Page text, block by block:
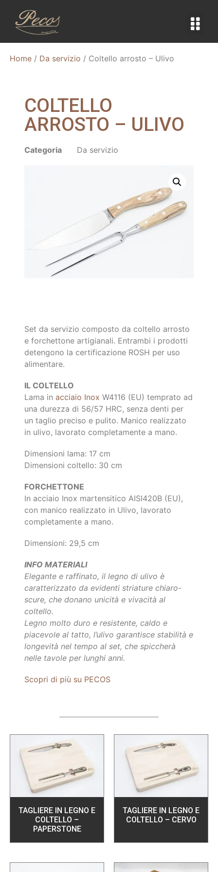
Home / Da servizio / Coltello arrosto – Ulivo
COLTELLO
ARROSTO – ULIVO
Categoria Da servizio
Set da servizio composto da coltello arrosto
e forchettone artigianali. Entrambi i prodotti
detengono la certificazione ROSH per uso
alimentare.
IL COLTELLO
Lama in acciaio Inox W4116 (EU) temprato ad
una durezza di 56/57 HRC, senza denti per
un taglio preciso e pulito. Manico realizzato
in ulivo, lavorato completamente a mano.
Dimensioni lama: 17 cm
Dimensioni coltello: 30 cm
FORCHETTONE
In acciaio Inox martensitico AISI420B (EU),
con manico realizzato in Ulivo, lavorato
completamente a mano.
Dimensioni: 29,5 cm
INFO MATERIALI
Elegante e raffinato, il legno di ulivo è
caratterizzato da evidenti striature chiaro-
scure, che donano unicità e vivacità al
coltello.
Legno molto duro e resistente, caldo e
piacevole al tatto, l’ulivo garantisce stabilità e
longevità nel tempo al set, che spiccherà
nelle tavole per lunghi anni.
Scopri di più su PECOS
TAGLIERE IN LEGNO E
COLTELLO –
PAPERSTONE
TAGLIERE IN LEGNO E
COLTELLO – CERVO